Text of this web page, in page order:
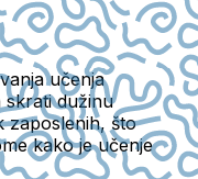
učenja
skrati dužinu
zaposlenih, što
kako je učenje